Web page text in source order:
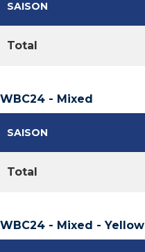
SAISON
Total
WBC24 - Mixed
SAISON
Total
WBC24 - Mixed - Yellow